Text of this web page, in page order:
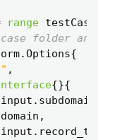
range testCases
folder and
.Options{
,
{}{
input . subdomain
domain ,
input . record_type